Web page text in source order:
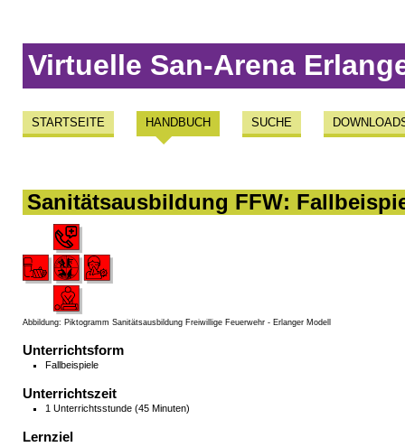
Virtuelle San-Arena
STARTSEITE HANDBUCH SUCHE
Sanitätsausbildung FFW:
Abbildung: Piktogramm Sanitätsausbildung Freiwillige Feuerwehr - Erlanger Modell
Unterrichtsform
Fallbeispiele
Unterrichtszeit
1 Unterrichtsstunde (45 Minuten)
Lernziel